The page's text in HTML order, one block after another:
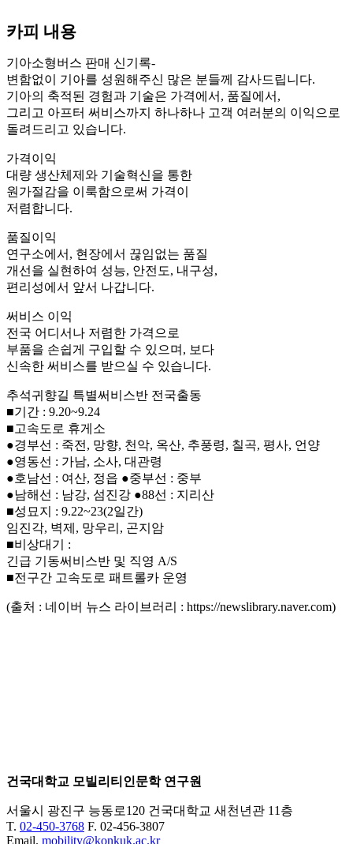
카피 내용
기아소형버스 판매 신기록-
변함없이 기아를 성원해주신 많은 분들께 감사드립니다.
기아의 축적된 경험과 기술은 가격에서, 품질에서,
그리고 아프터 써비스까지 하나하나 고객 여러분의 이익으로
돌려드리고 있습니다.
가격이익
대량 생산체제와 기술혁신을 통한
원가절감을 이룩함으로써 가격이
저렴합니다.
품질이익
연구소에서, 현장에서 끊임없는 품질
개선을 실현하여 성능, 안전도, 내구성,
편리성에서 앞서 나갑니다.
써비스 이익
전국 어디서나 저렴한 가격으로
부품을 손쉽게 구입할 수 있으며, 보다
신속한 써비스를 받으실 수 있습니다.
추석귀향길 특별써비스반 전국출동
■기간 : 9.20~9.24
■고속도로 휴게소
●경부선 : 죽전, 망향, 천악, 옥산, 추풍령, 칠곡, 평사, 언양
●영동선 : 가남, 소사, 대관령
●호남선 : 여산, 정읍 ●중부선 : 중부
●남해선 : 남강, 섬진강 ●88선 : 지리산
■성묘지 : 9.22~23(2일간)
임진각, 벽제, 망우리, 곤지암
■비상대기 :
긴급 기동써비스반 및 직영 A/S
■전구간 고속도로 패트롤카 운영
(출처 : 네이버 뉴스 라이브러리 : https://newslibrary.naver.com)
건국대학교 모빌리티인문학 연구원
서울시 광진구 능동로120 건국대학교 새천년관 11층
T. 02-450-3768 F. 02-456-3807
Email. mobility@konkuk.ac.kr